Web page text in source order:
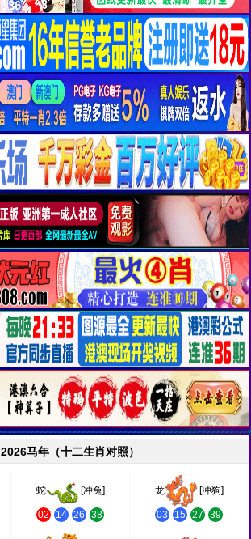
2026马年（十二生肖对照）
蛇 [冲兔]
02 14 26 38
龙 [冲狗]
03 15 27 39